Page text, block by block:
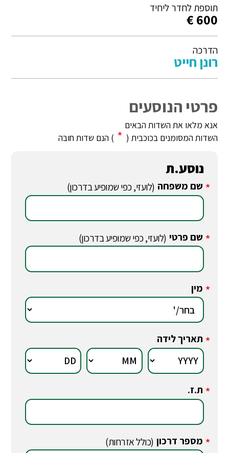
תוספת לחדר ליחיד
600 €
הדרכה
רונן חייט
פרטי הנוסעים
אנא מלאו את השדות הבאים
השדות המסומנים בכוכבית ( * ) הנם שדות חובה
נוסע.ת
* שם משפחה (לועזי, כפי שמופיע בדרכון)
* שם פרטי (לועזי, כפי שמופיע בדרכון)
* מין
* תאריך לידה
* ת.ז.
* מספר דרכון (כולל אזרחות)